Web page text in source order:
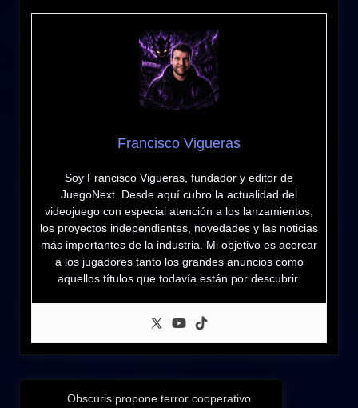
Francisco Vigueras
Soy Francisco Vigueras, fundador y editor de
JuegoNext. Desde aquí cubro la actualidad del
videojuego con especial atención a los lanzamientos,
los proyectos independientes, novedades y las noticias
más importantes de la industria. Mi objetivo es acercar
a los jugadores tanto los grandes anuncios como
aquellos títulos que todavía están por descubrir.
Navegación
Obscuris propone terror cooperativo